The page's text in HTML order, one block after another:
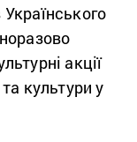
акції
культури у